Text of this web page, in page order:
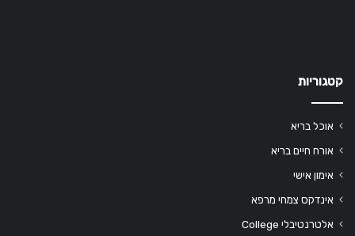
קטגוריות
אוכל בריא
אורח חיים בריא
אימון אישי
אינדקס צמחי מרפא
אלטרנטיבלי College